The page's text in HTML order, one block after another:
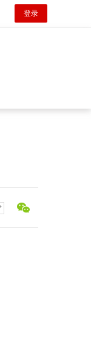
登录